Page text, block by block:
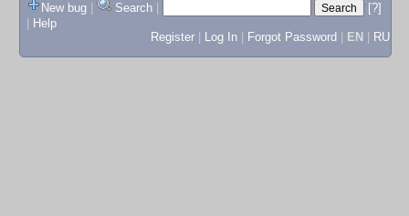
New bug
Search
[?]
Help
Register
Log In Forgot Password EN RU